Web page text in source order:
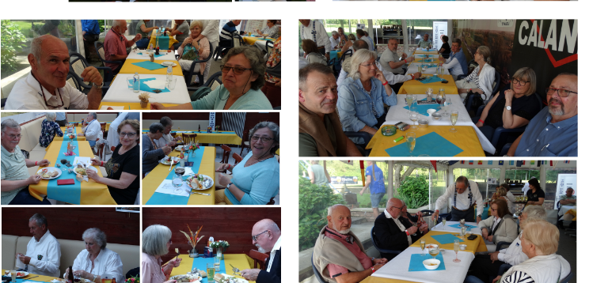
Branding
ARMCHAIR
Branding
ARMCHAIR